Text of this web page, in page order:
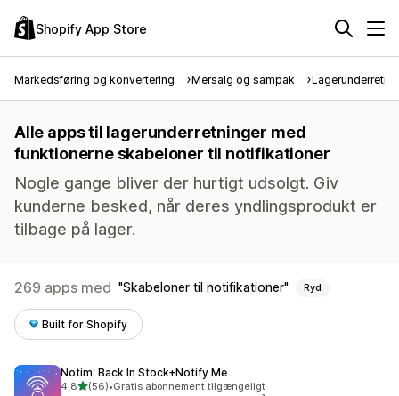
Shopify App Store
Markedsføring og konvertering Mersalg og sampak
Alle apps til lagerunderretninger med
funktionerne skabeloner til notifikationer
Nogle gange bliver der hurtigt udsolgt. Giv
kunderne besked, når deres yndlingsprodukt er
tilbage på lager.
269 apps med Skabeloner til notifikationer Ryd
Built for Shopify
Notim: Back In Stock+Notify Me
4,8ud af 5 stjerner
(56)
56 anmeldelser i alt
•Gratis abonnement tilgængeligt